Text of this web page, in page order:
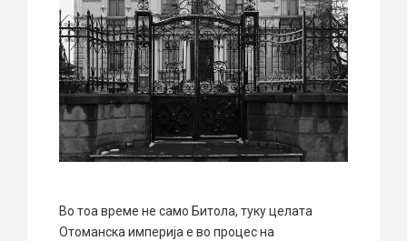
Во тоa време не само Битола, туку целата
Отоманска империја е во процес на